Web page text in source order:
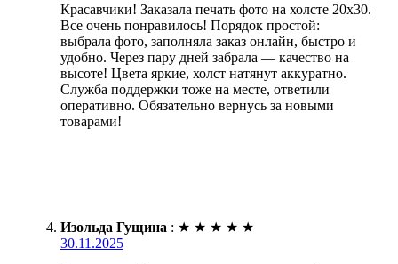
Красавчики! Заказала печать фото на холсте 20х30.
Все очень понравилось! Порядок простой:
выбрала фото, заполняла заказ онлайн, быстро и
удобно. Через пару дней забрала — качество на
высоте! Цвета яркие, холст натянут аккуратно.
Служба поддержки тоже на месте, ответили
оперативно. Обязательно вернусь за новыми
товарами!
Изольда Гущина : ★ ★ ★ ★ ★
30.11.2025